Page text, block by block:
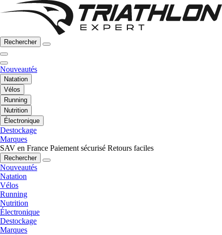
Rechercher
Nouveautés
Natation
Vélos
Running
Nutrition
Électronique
Destockage
Marques
SAV en France Paiement sécurisé Retours faciles
Rechercher
Nouveautés
Natation
Vélos
Running
Nutrition
Électronique
Destockage
Marques